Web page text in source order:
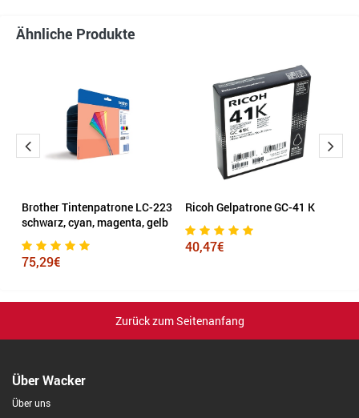
Ähnliche Produkte
Brother Tintenpatrone LC-223
schwarz, cyan, magenta, gelb
75,29€
Ricoh Gelpatrone GC-41 K
40,47€
Zurück zum Seitenanfang
Über Wacker
Über uns